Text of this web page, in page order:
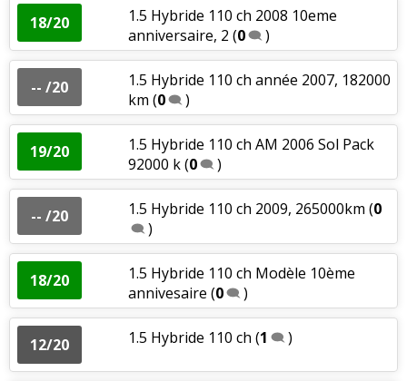
18/20
1.5 Hybride 110 ch 2008 10eme
anniversaire, 2 (0 )
-- /20
1.5 Hybride 110 ch année 2007, 182000
km (0 )
19/20
1.5 Hybride 110 ch AM 2006 Sol Pack
92000 k(0 )
-- /20 1.5 Hybride 110 ch 2009, 265000km (0
)
18/20
1.5 Hybride 110 ch Modèle 10ème
annivesaire (0 )
12/20 1.5 Hybride 110 ch (1 )